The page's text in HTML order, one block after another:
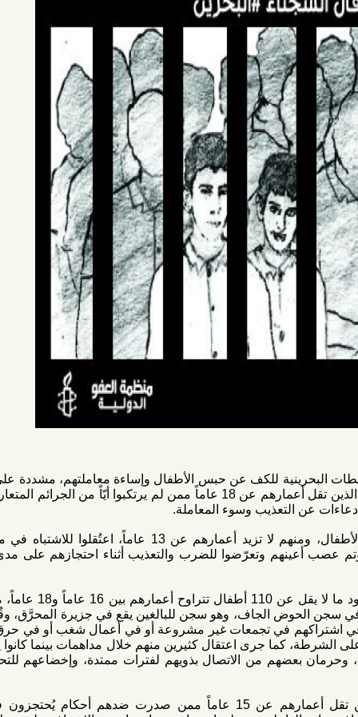
للكف عن حبس الأطفال وإساءة معاملتهم، مشددة على ضرورة
الإفراج فوراً عن جميع الأطفال الذين تقل أعمارهم عن 18 عاماً ممن لم يرتكبوا أيّاً من الجرائم المتعارف عليها،
وسوء المعاملة.
وقالت المنظمة إن "عشرات الأطفال، ومنهم لا تزيد أعمارهم عن 13 عاماً، اعتُقلوا للاشتباه في مشاركتهم
وتعرّضوا للضرب والتعذيب أثناء احتجازهم على مدى العامين
وأفادت بأنها تلقت أنباء عن وجود ما لا يقل عن 110 أطفال تتراوح أعمارهم بين 16 عاماً و18 عاماً، محتجزون
الجاف، وهو سجن للبالغين يقع في جزيرة المحرَّق، وقُبض على
في تجمعات غير مشروعة أو في أعمال شغب أو في حرق إطارات
كما جرى اعتقال كثيرين منهم خلال مداهمات بينما كانوا يلهون في
من الاتصال بذويهم لفترات ممتدة، وإخضاعهم للتحقيق دون
وأشارت إلى أن الأطفال الذين تقل أعمارهم عن 15 عاماً ممن صدرت ضدهم أحكام يُحتجزون في مركز